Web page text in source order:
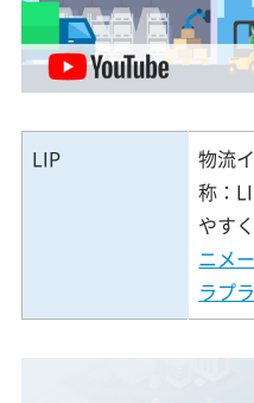
LIP
物流
称：
やす
ニメ
ラプ